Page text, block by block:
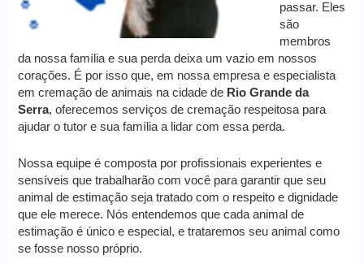
passar. Eles
são
membros
da nossa família e sua perda deixa um vazio em nossos
corações. É por isso que, em nossa empresa e especialista
em cremação de animais na cidade de Rio Grande da
Serra, oferecemos serviços de cremação respeitosa para
ajudar o tutor e sua família a lidar com essa perda.
Nossa equipe é composta por profissionais experientes e
sensíveis que trabalharão com você para garantir que seu
animal de estimação seja tratado com o respeito e dignidade
que ele merece. Nós entendemos que cada animal de
estimação é único e especial, e trataremos seu animal como
se fosse nosso próprio.